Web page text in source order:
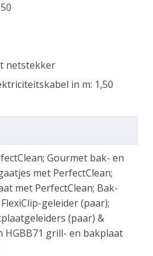
netstekker
in m: 1,50
Gourmet bak- en
met PerfectClean;
met PerfectClean; Bak-
geleider (paar);
(paar) &
HGBB71 grill- en bakplaat